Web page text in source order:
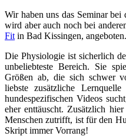
Wir haben uns das Seminar bei
wird aber auch noch bei
Fit in Bad Kissingen, angeboten.
Die Physiologie ist sicherlich
unbeliebteste Bereich. Sie
Größen ab, die sich schwer
liebste zusätzliche
hundespezifischen Videos
eher enttäuscht. Zusätzlich
Menschen zutrifft, ist für den
Skript immer Vorrang!